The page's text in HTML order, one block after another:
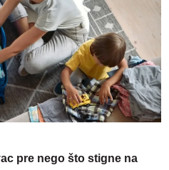
pre nego što stigne na